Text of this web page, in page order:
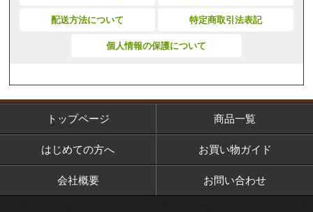
配送方法について 特定商取引法表記
個人情報の保護について
トップページ 商品一覧
はじめての方へ お買い物ガイド
会社概要 お問い合わせ